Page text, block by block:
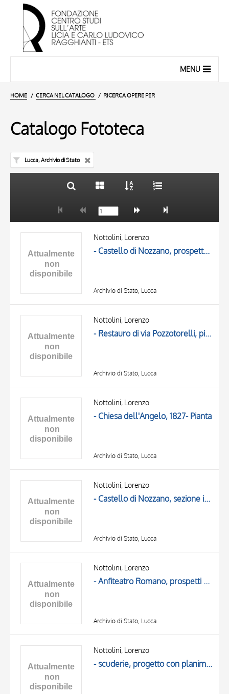
MENU
HOME CERCA NEL CATALOGO RICERCA OPERE PER
Catalogo Fototeca
Lucca, Archivio di Stato
AUTORE
LOCALIZZAZIONE
Nottolini, Lorenzo
- Castello di Nozzano, prospetto in occasione del restauro
Archivio di Stato, Lucca
Nottolini, Lorenzo
- Restauro di via Pozzotorelli, pianta di progetto
Archivio di Stato, Lucca
Nottolini, Lorenzo
- Chiesa dell'Angelo, 1827- Pianta
Archivio di Stato, Lucca
Nottolini, Lorenzo
- Castello di Nozzano, sezione in occasione del restauro
Archivio di Stato, Lucca
Nottolini, Lorenzo
- Anfiteatro Romano, prospetti dell'ingresso orientale in occasione dei lavori di manutenzione
Archivio di Stato, Lucca
Nottolini, Lorenzo
- scuderie, progetto con planimetria generale 1839